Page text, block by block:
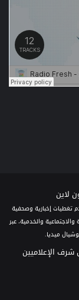
سورية مستقلة تأسست في كفرنبل بالعام 2103، تقدم تغطيات إخبارية وصحفية
والخدمية، عبر
شرف الإعلاميين